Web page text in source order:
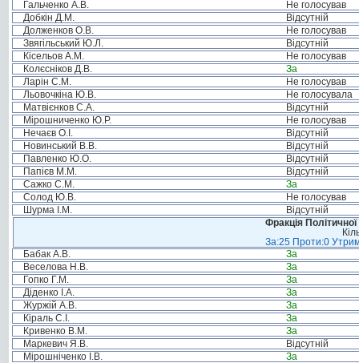
Гальченко А.В.
Не голосував
Добкін Д.М.
Відсутній
Долженков О.В.
Не голосував
Звягільський Ю.Л.
Відсутній
Кісельов А.М.
Не голосував
Колєсніков Д.В.
За
Ларін С.М.
Не голосував
Льовочкіна Ю.В.
Не голосувала
Матвієнков С.А.
Відсутній
Мірошниченко Ю.Р.
Не голосував
Нечаєв О.І.
Відсутній
Новинський В.В.
Відсутній
Павленко Ю.О.
Відсутній
Папієв М.М.
Відсутній
Сажко С.М.
За
Солод Ю.В.
Не голосував
Шурма І.М.
Відсутній
Фракція
За:25 Проти:0
Бабак А.В.
За
Веселова Н.В.
За
Гопко Г.М.
За
Діденко І.А.
За
Журжій А.В.
За
Кіраль С.І.
За
Кривенко В.М.
За
Маркевич Я.В.
Відсутній
Мірошніченко І.В.
За